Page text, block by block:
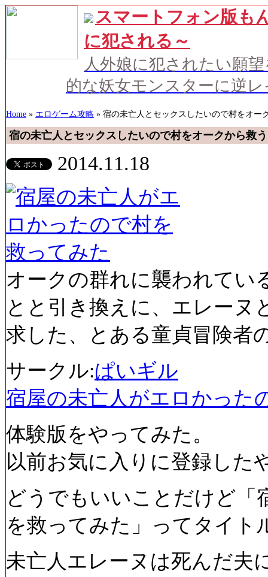
スマートフォン版も
に犯される～
人外娘に犯されたい願
的な妖女モンスターに逆
Home » エロゲーム攻略 » 宿の未亡人とセックスしたいので村をオー
宿の未亡人とセックスしたいので村をオークから救
2014.11.18
オークの群れに襲われてい
とと引き換えに、エレーヌ
求した、とある童貞冒険者
サークル:ぱいギル
宿屋の未亡人がエロかった
体験版をやってみた。
以前お気に入りに登録した
どうでもいいことだけど「
を救ってみた」ってタイト
未亡人エレーヌは死んだ夫